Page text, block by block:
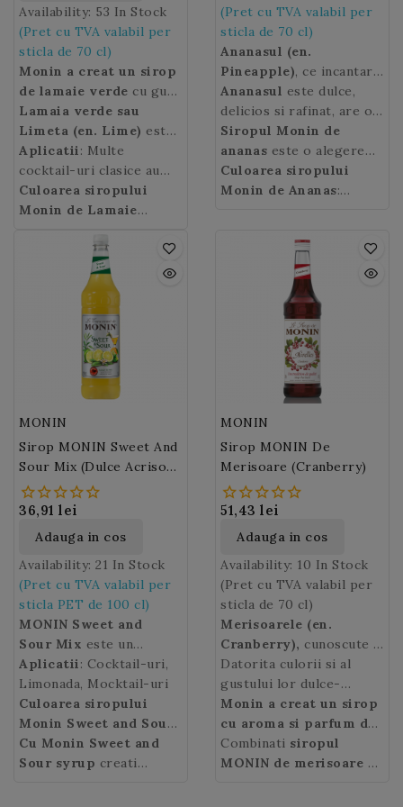
Availability: 53 In Stock
(Pret cu TVA valabil per
sticla de 70 cl)
Monin a creat un sirop
de lamaie verde cu gust
acid-dulce si putin acru
si cu miros puternic de
coaja, un ingredient ideal
in cocktailurile clasice
sau cele de inspiratie
sud-americana, bere sau
Lamaia verde sau
Limeta (en. Lime) este
un fruct citric originar
din India sau Malaezia,
asemanator cu lamaia
galbena, dar de marime
acida si mai parfumata.
Aplicatii: Multe
cocktail-uri clasice au
aroma parfumata a lamaii
verzi cum ar fi Gin and
Margarita, Mojito sau
Cuba Libre.
Culoarea siropului
Monin de Lamaie
(Pret cu TVA valabil per
sticla de 70 cl)
Ananasul (en.
Pineapple), ce incantare!
Originar din America de
Sud, in special Brazilia,
ananasuleste un fruct
exotic pe care ne place
sa-l degustam vara.
Numele fructuluiananas
Guarani „naná naná”, care
inseamnă „parfum de
parfumuri” si-i
sugereaza gustul dulce si
parfumul deosebit.
Ananasul este dulce,
delicios si rafinat, are o
culoare galbena si se
preteaza la multe retete
dulci si sarate.
Siropul Monin de
ananas este o alegere
excelenta pe toata
perioada anului pentru
Culoarea siropului
Monin de Ananas:
MONIN
Sirop MONIN Sweet And
Sour Mix (Dulce Acrisor)
100cl PET
36,91 lei
Adauga in cos
Availability: 21 In Stock
(Pret cu TVA valabil per
sticla PET de 100 cl)
MONIN Sweet and
Sour Mix este un
concentrat gata de
utilizare realizat cu
zahar pur, lamai siciliene,
suc de lamaie si o nota
de lamaie verde (lime).
Aplicatii: Cocktail-uri,
Limonada, Mocktail-uri
Culoarea siropului
Monin Sweet and Sour:
galben.
Cu Monin Sweet and
Sour syrup creati
MONIN
Sirop MONIN De
Merisoare (Cranberry)
51,43 lei
Adauga in cos
Availability: 10 In Stock
(Pret cu TVA valabil per
sticla de 70 cl)
Merisoarele (en.
Cranberry), cunoscute si
sub numele de afine rosii,
sunt fructele
merisorului, un arbust
tufos ce creste la
altitudine mare, in pajisti
alpine sau luminisuri.
Datorita culorii si al
gustului lor dulce-
acrisor,merisoarele
sunt folosite in diverse
preparate culinare.
Monin a creat un sirop
cu aroma si parfum de
merisoare de munte
coaptecu gust acrisor
Combinati siropul
MONIN de merisoare cu